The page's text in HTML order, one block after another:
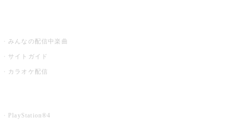
みんなの配信中楽曲
サイトガイド
カラオケ配信
PlayStation®4